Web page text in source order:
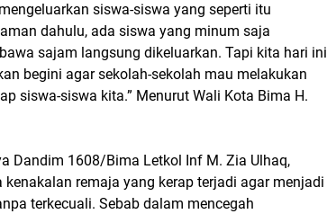
siswa-siswa yang seperti itu
dahulu, ada siswa yang minum saja
sajam langsung dikeluarkan. Tapi kita hari ini
begini agar sekolah-sekolah mau melakukan
siswa-siswa kita.” Menurut Wali Kota Bima H.
Dandim 1608/Bima Letkol Inf M. Zia Ulhaq,
remaja yang kerap terjadi agar menjadi
terkecuali. Sebab dalam mencegah